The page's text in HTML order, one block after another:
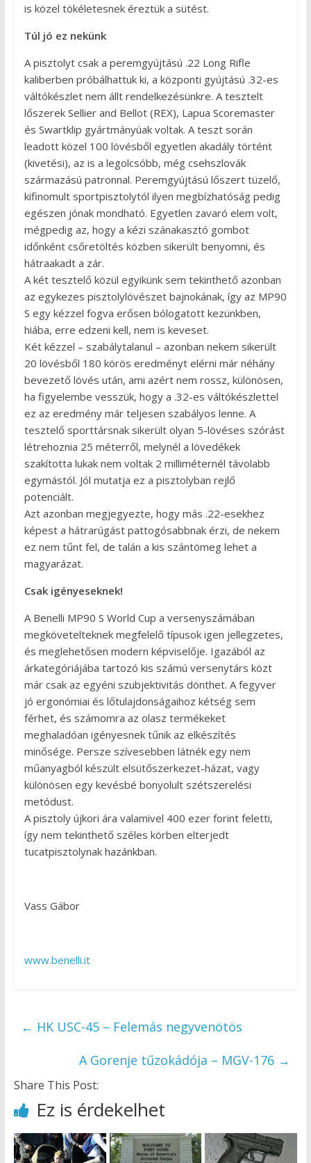
is közel tökéletesnek éreztük a sütést.
Túl jó ez nekünk
A pisztolyt csak a peremgyújtású .22 Long Rifle
kaliberben próbálhattuk ki, a központi gyújtású .32-es
váltókészlet nem állt rendelkezésünkre. A tesztelt
lőszerek Sellier and Bellot (REX), Lapua Scoremaster
és Swartklip gyártmányúak voltak. A teszt során
leadott közel 100 lövésből egyetlen akadály történt
(kivetési), az is a legolcsóbb, még csehszlovák
származású patronnal. Peremgyújtású lőszert tüzelő,
kifinomult sportpisztolytól ilyen megbízhatóság pedig
egészen jónak mondható. Egyetlen zavaró elem volt,
mégpedig az, hogy a kézi szánakasztó gombot
időnként csőretöltés közben sikerült benyomni, és
hátraakadt a zár.
A két tesztelő közül egyikünk sem tekinthető azonban
az egykezes pisztolylövészet bajnokának, így az MP90
S egy kézzel fogva erősen bólogatott kezünkben,
hiába, erre edzeni kell, nem is keveset.
Két kézzel – szabálytalanul – azonban nekem sikerült
20 lövésből 180 körös eredményt elérni már néhány
bevezető lövés után, ami azért nem rossz, különösen,
ha figyelembe vesszük, hogy a .32-es váltókészlettel
ez az eredmény már teljesen szabályos lenne. A
tesztelő sporttársnak sikerült olyan 5-lövéses szórást
létrehoznia 25 méterről, melynél a lövedékek
szakította lukak nem voltak 2 milliméternél távolabb
egymástól. Jól mutatja ez a pisztolyban rejlő
potenciált.
Azt azonban megjegyezte, hogy más .22-esekhez
képest a hátrarúgást pattogósabbnak érzi, de nekem
ez nem tűnt fel, de talán a kis szántömeg lehet a
magyarázat.
Csak igényeseknek!
A Benelli MP90 S World Cup a versenyszámában
megkövetelteknek megfelelő típusok igen jellegzetes,
és meglehetősen modern képviselője. Igazából az
árkategóriájába tartozó kis számú versenytárs közt
már csak az egyéni szubjektivitás dönthet. A fegyver
jó ergonómiai és lőtulajdonságaihoz kétség sem
férhet, és számomra az olasz termékeket
meghaladóan igényesnek tűnik az elkészítés
minősége. Persze szívesebben látnék egy nem
műanyagból készült elsütőszerkezet-házat, vagy
különösen egy kevésbé bonyolult szétszerelési
metódust.
A pisztoly újkori ára valamivel 400 ezer forint feletti,
így nem tekinthető széles körben elterjedt
tucatpisztolynak hazánkban.
Vass Gábor
www.benelli.it
← HK USC-45 – Felemás negyvenötös
A Gorenje tűzokádója – MGV-176 →
Share This Post:
Ez is érdekelhet